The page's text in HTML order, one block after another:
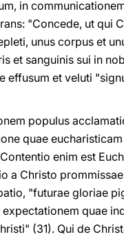
in
"Concede, ut qui
unus corpus et
et sanguinis sui in
effusum et veluti
populus
quae
enim est
a Christo
"futurae gloriae
quae
(31). Qui de